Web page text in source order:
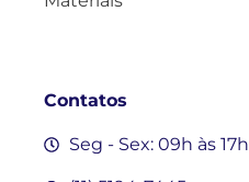
Contatos
Seg - Sex: 09h às 17h